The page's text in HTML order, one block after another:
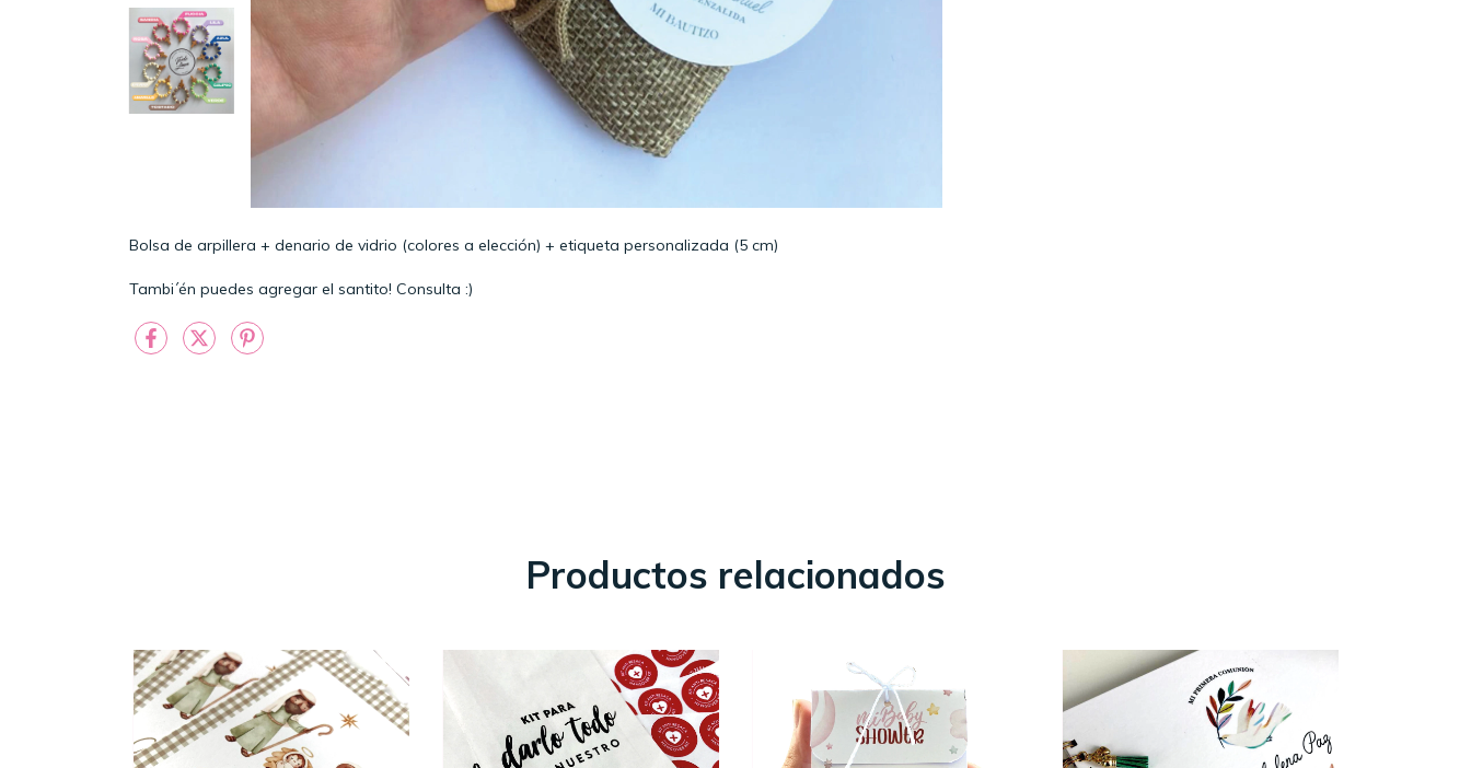
Bolsa de arpillera + denario de vidrio (colores a elección) + etiqueta personalizada (5 cm)
Tambi´én puedes agregar el santito! Consulta :)
Productos relacionados